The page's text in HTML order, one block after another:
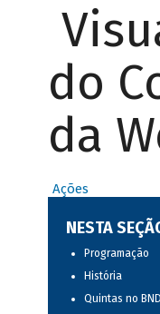
do
da
Ações
NESTA
Programação
História
Quintas no